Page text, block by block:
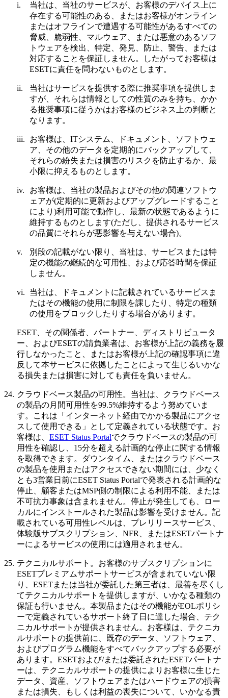
i.
当社は、当社のサービスが、お客様のデバイス上に
存在する可能性のある、またはお客様がオンライン
またはオフラインで遭遇する可能性があるすべての
脅威、脆弱性、マルウェア、または悪意のあるソフ
トウェアを検出、特定、発見、防止、警告、または
対応することを保証しません。したがってお客様は
ESETに責任を問わないものとします。
ii.
当社はサービスを提供する際に推奨事項を提供しま
すが、それらは情報としての性質のみを持ち、かか
る推奨事項に従うかはお客様のビジネス上の判断と
なります。
iii.
お客様は、ITシステム、ドキュメント、ソフトウェ
ア、その他のデータを定期的にバックアップして、
それらの紛失または損害のリスクを防止するか、最
小限に抑えるものとします。
iv.
お客様は、当社の製品およびその他の関連ソフトウ
ェアが(定期的に更新およびアップグレードすること
により)利用可能で動作し、最新の状態であるように
維持するものとします(ただし、提供されるサービス
の品質にそれらが悪影響を与えない場合)。
v.
別段の記載がない限り、当社は、サービスまたは特
定の機能の継続的な可用性、および応答時間を保証
しません。
vi.
当社は、ドキュメントに記載されているサービスま
たはその機能の使用に制限を課したり、特定の種類
の使用をブロックしたりする場合があります。
ESET、その関係者、パートナー、ディストリビュータ
ー、およびESETの請負業者は、お客様が上記の義務を履
行しなかったこと、またはお客様が上記の確認事項に違
反して本サービスに依拠したことによって生じるいかな
る損失または損害に対しても責任を負いません。
24. クラウドベース製品の可用性。 当社は、クラウドベース
の製品の月間可用性を99.5%維持するよう努めていま
す。これは「インターネット経由でかかる製品にアクセ
スして使用できる」として定義されている状態です。お
客様は、 ESET Status Portalでクラウドベースの製品の可
用性を確認し、15分を超える計画的な停止に関する情報
を取得できます。ダウンタイム、またはクラウドベース
の製品を使用またはアクセスできない期間には、少なく
とも3営業日前にESET Status Portalで発表される計画的な
停止、顧客またはMSP側の制限による利用不能、または
不可抗力事象は含まれません。停止が発生しても、ロー
カルにインストールされた製品は影響を受けません。記
載されている可用性レベルは、プレリリースサービス、
体験版サブスクリプション、NFR、またはESETパートナ
ーによるサービスの使用には適用されません。
25. テクニカルサポート。 お客様のサブスクリプションに
ESETプレミアムサポートサービスが含まれていない限
り、ESETまたは当社が委託した第三者は、最善を尽くし
てテクニカルサポートを提供しますが、いかなる種類の
保証も行いません。本製品またはその機能がEOLポリシ
ーで定義されているサポート終了日に達した場合、テク
ニカルサポートが提供されません。お客様は、テクニカ
ルサポートの提供前に、既存のデータ、ソフトウェア、
およびプログラム機能をすべてバックアップする必要が
あります。ESETおよび/または委託されたESETパートナ
ーは、テクニカルサポートの提供によりお客様に生じた
データ、資産、ソフトウェアまたはハードウェアの損害
または損失、もしくは利益の喪失について、いかなる責